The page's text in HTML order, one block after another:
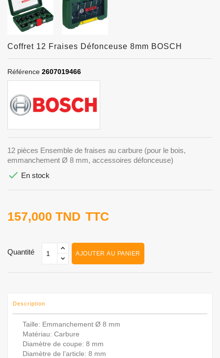
Coffret 12 Fraises Défonceuse 8mm BOSCH
Référence 2607019466
12 pièces Ensemble de fraises au carbure (pour le bois,
emmanchement Ø 8 mm, accessoires défonceuse)
 En stock
157,000 TND TTC
Quantité AJOUTER AU PANIER
Description
Taille: Emmanchement Ø 8 mm
Matériau: Carbure
Diamètre de coupe: 8 mm
Diamètre de l’article: 8 mm